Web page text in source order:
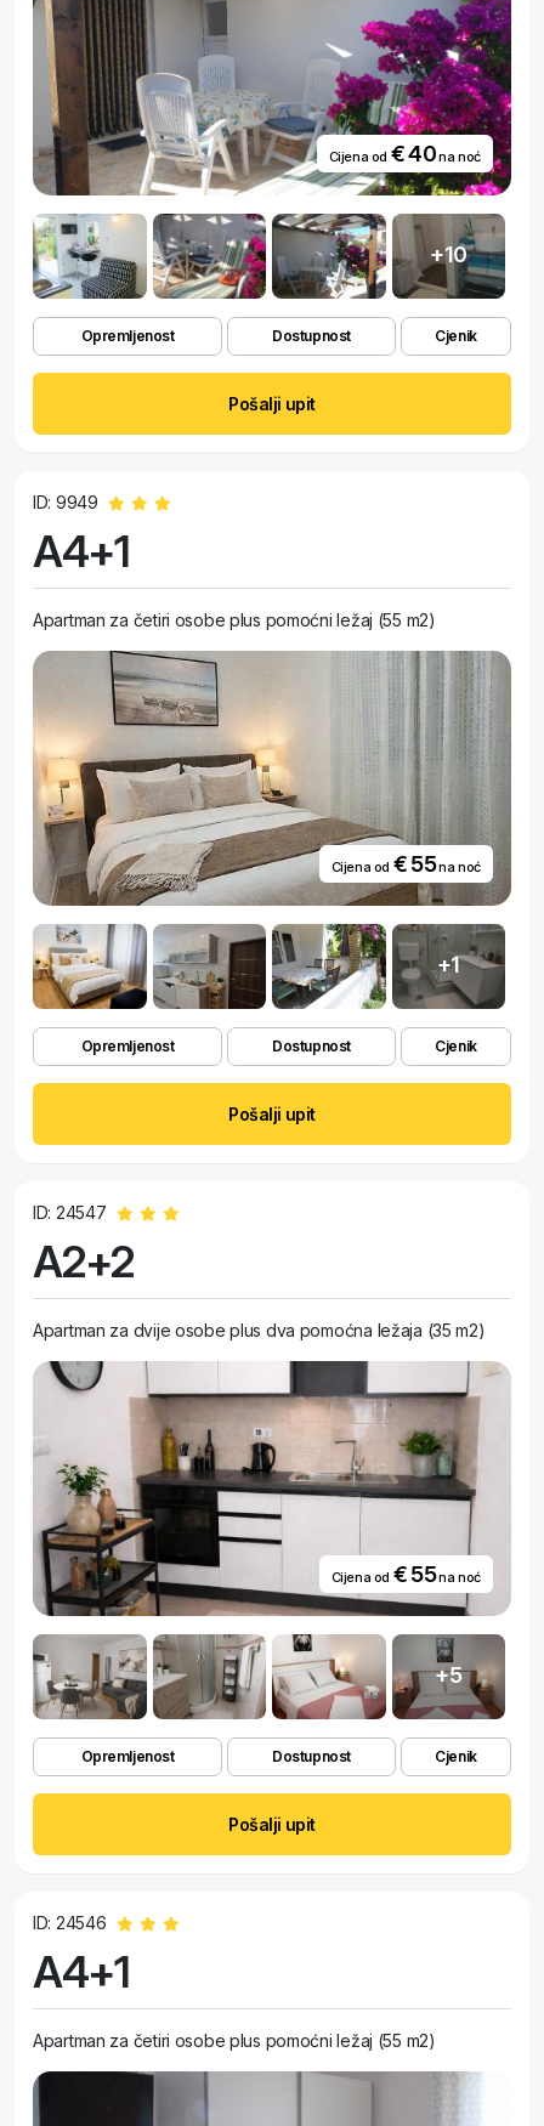
Cijena od € 40na noć
+10
Opremljenost Dostupnost Cjenik
Pošalji upit
ID: 9949
A4+1
Apartman za četiri osobe plus pomoćni ležaj (55 m2)
Cijena od € 55na noć
+1
Opremljenost Dostupnost Cjenik
Pošalji upit
ID: 24547
A2+2
Apartman za dvije osobe plus dva pomoćna ležaja (35 m2)
Cijena od € 55na noć
+5
Opremljenost Dostupnost Cjenik
Pošalji upit
ID: 24546
A4+1
Apartman za četiri osobe plus pomoćni ležaj (55 m2)